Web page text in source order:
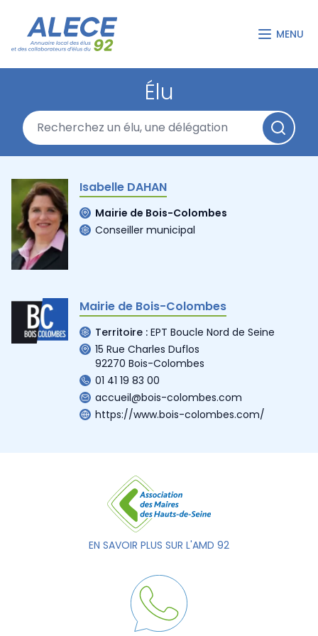
MENU
Élu
Isabelle DAHAN
Mairie de Bois-Colombes
Conseiller municipal
Mairie de Bois-Colombes
Territoire : EPT Boucle Nord de Seine
15 Rue Charles Duflos
92270 Bois-Colombes
01 41 19 83 00
accueil@bois-colombes.com
https://www.bois-colombes.com/
EN SAVOIR PLUS SUR L'AMD 92